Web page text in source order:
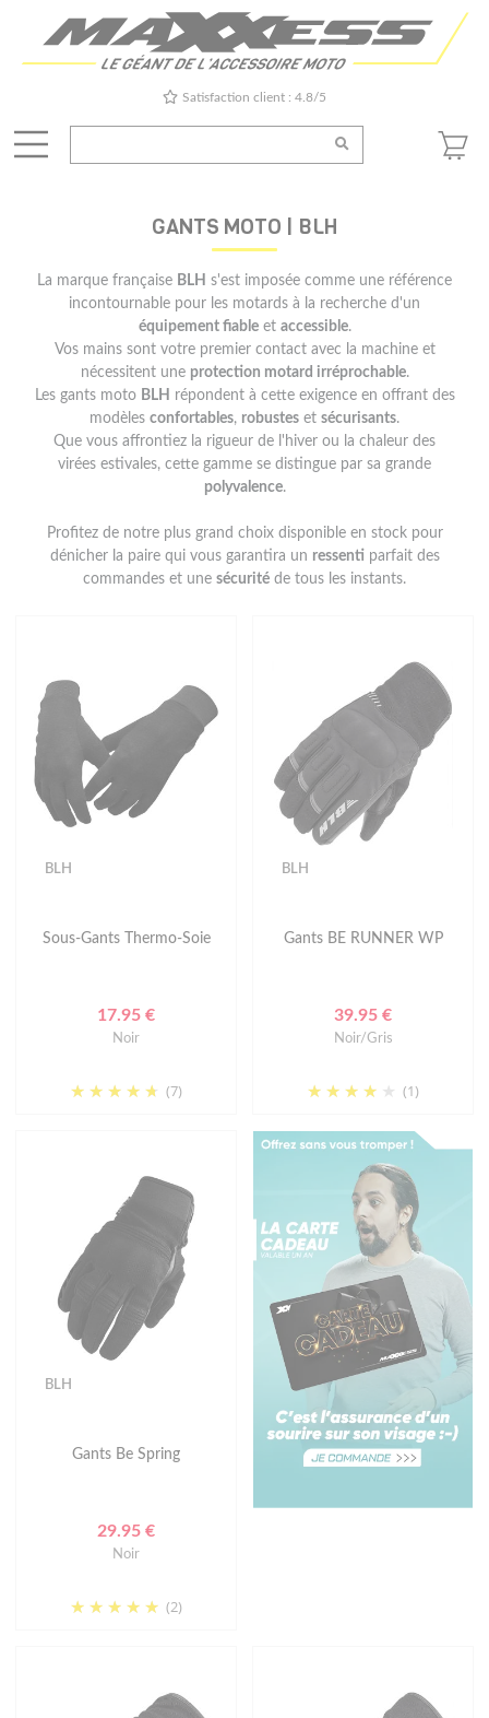
Satisfaction client : 4.8/5
GANTS MOTO | BLH
La marque française BLH s'est imposée comme une référence
incontournable pour les motards à la recherche d'un
équipement fiableet accessible.
Vos mains sont votre premier contact avec la machine et
nécessitent une protection motard irréprochable.
Les gants moto BLH répondent à cette exigence en offrant des
modèles confortables, robustes et sécurisants.
Que vous affrontiez la rigueur de l'hiver ou la chaleur des
virées estivales, cette gamme se distingue par sa grande
polyvalence.
Profitez de notre plus grand choix disponible en stock pour
dénicher la paire qui vous garantira un ressenti parfait des
commandes et une sécurité de tous les instants.
BLH
Sous-Gants Thermo-Soie
17.95 €
Noir
(7)
BLH
Gants BE RUNNER WP
39.95 €
Noir/Gris
(1)
BLH
Gants Be Spring
29.95 €
Noir
(2)